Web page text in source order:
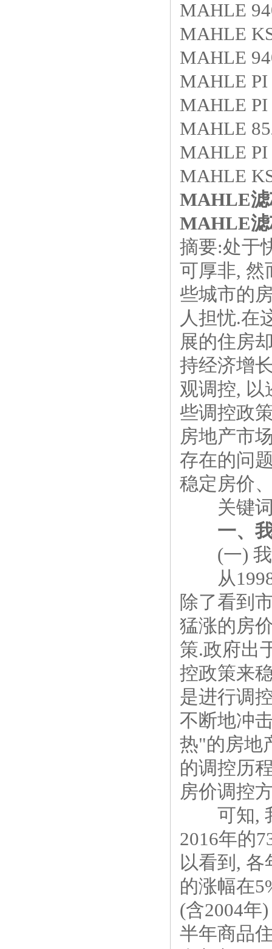
MAHLE
MAHLE
MAHLE
MAHLE PI
MAHLE PI
MAHLE
MAHLE PI
MAHLE
MAHLE滤
MAHLE滤
摘要:处于
可厚非, 然
些城市的
人担忧.在
展的住房
持经济增
观调控, 以
些调控政
房地产市
存在的问
稳定房价
关键词:
一、
(一) 我
从1998
除了看到
猛涨的房
策.政府出
控政策来
是进行调
不断地冲
热"的房地
的调控历
房价调控
可知, 我
2016年的
以看到, 各
的涨幅在
(含2004年
半年商品